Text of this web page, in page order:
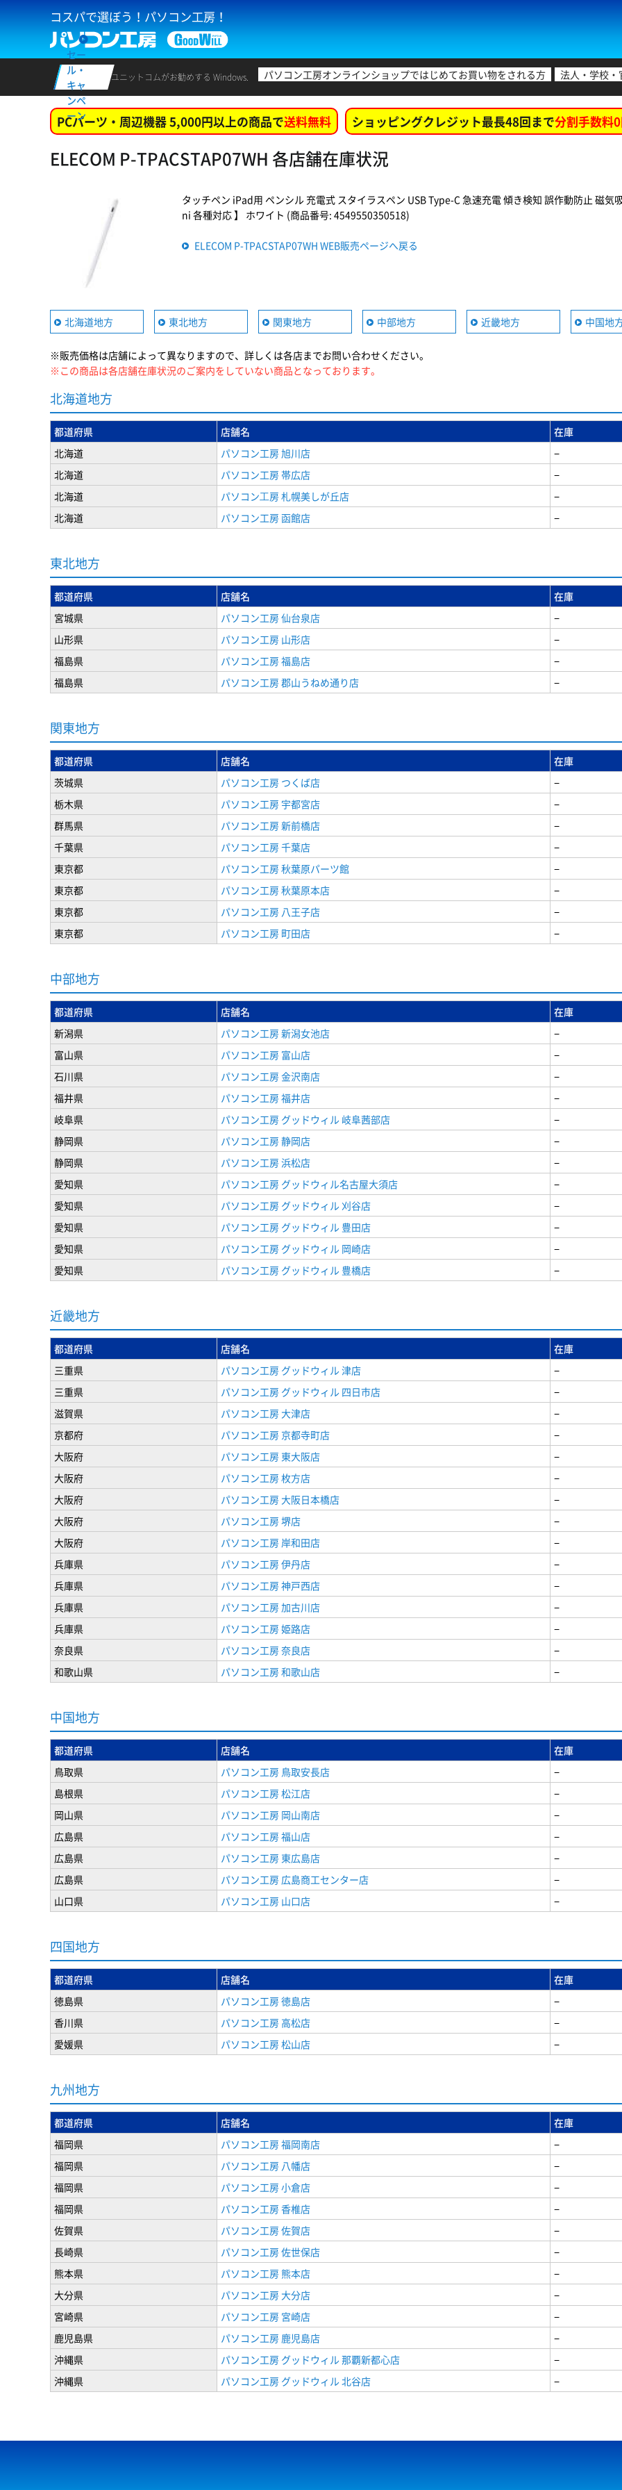
コスパで選ぼう！パソコン工房！
セー
ル・
キャ
ンペ
ーン
ユニットコムがお勧めする Windows. パソコン工房オンラインショップではじめてお買い物をされる方 法人・学校
PCパーツ・周辺機器 5,000円以上の商品で送料無料 ショッピングクレジット最長48回まで分割手数料
ELECOM P-TPACSTAP07WH 各店舗在庫状況
タッチペン iPad用 ペンシル 充電式 スタイラスペン USB Type-C 急速充電 傾き検知 誤作動防止 磁
ni 各種対応 】 ホワイト (商品番号: 4549550350518)
ELECOM P-TPACSTAP07WH WEB販売ページへ戻る
北海道地方 東北地方 関東地方 中部地方 近畿地方 中国地
※販売価格は店舗によって異なりますので、詳しくは各店までお問い合わせください。
※この商品は各店舗在庫状況のご案内をしていない商品となっております。
北海道地方
都道府県 店舗名
在庫
北海道
パソコン工房 旭川店
−
北海道
パソコン工房 帯広店
−
北海道
パソコン⼯房 札幌美しが丘店
−
北海道
パソコン工房 函館店 −
東北地方
都道府県 店舗名
在庫
宮城県
パソコン工房 仙台泉店
−
山形県
パソコン工房 山形店
−
福島県
パソコン工房 福島店
−
福島県
パソコン工房 郡山うねめ通り店 −
関東地方
都道府県 店舗名
在庫
茨城県
パソコン工房 つくば店
−
栃木県
パソコン工房 宇都宮店
−
群馬県
パソコン工房 新前橋店
−
千葉県
パソコン工房 千葉店
−
東京都
パソコン工房 秋葉原パーツ館
−
東京都
パソコン工房 秋葉原本店
−
東京都
パソコン工房 八王子店
−
東京都
パソコン工房 町田店 −
中部地方
都道府県 店舗名
在庫
新潟県
パソコン工房 新潟女池店
−
富山県
パソコン工房 富山店
−
石川県
パソコン工房 金沢南店
−
福井県
パソコン工房 福井店
−
岐阜県
パソコン工房 グッドウィル 岐阜茜部店
−
静岡県
パソコン工房 静岡店
−
静岡県
パソコン工房 浜松店
−
愛知県
パソコン工房 グッドウィル名古屋大須店
−
愛知県
パソコン工房 グッドウィル 刈谷店
−
愛知県
パソコン工房 グッドウィル 豊田店
−
愛知県
パソコン工房 グッドウィル 岡崎店
−
愛知県
パソコン工房 グッドウィル 豊橋店 −
近畿地方
都道府県 店舗名
在庫
三重県
パソコン工房 グッドウィル 津店
−
三重県
パソコン工房 グッドウィル 四日市店
−
滋賀県
パソコン工房 大津店
−
京都府
パソコン工房 京都寺町店
−
大阪府
パソコン工房 東大阪店
−
大阪府
パソコン工房 枚方店
−
大阪府
パソコン工房 大阪日本橋店
−
大阪府
パソコン工房 堺店
−
大阪府
パソコン工房 岸和田店
−
兵庫県
パソコン工房 伊丹店
−
兵庫県
パソコン工房 神戸西店
−
兵庫県
パソコン工房 加古川店
−
兵庫県
パソコン工房 姫路店
−
奈良県
パソコン工房 奈良店
−
和歌山県
パソコン工房 和歌山店 −
中国地方
都道府県 店舗名
在庫
鳥取県
パソコン工房 鳥取安長店
−
島根県
パソコン工房 松江店
−
岡山県
パソコン工房 岡山南店
−
広島県
パソコン工房 福山店
−
広島県
パソコン工房 東広島店
−
広島県
パソコン工房 広島商工センター店
−
山口県
パソコン工房 山口店 −
四国地方
都道府県 店舗名
在庫
徳島県
パソコン工房 徳島店
−
香川県
パソコン工房 高松店
−
愛媛県
パソコン工房 松山店 −
九州地方
都道府県 店舗名
在庫
福岡県
パソコン工房 福岡南店
−
福岡県
パソコン工房 八幡店
−
福岡県
パソコン工房 小倉店
−
福岡県
パソコン工房 香椎店
−
佐賀県
パソコン工房 佐賀店
−
長崎県
パソコン工房 佐世保店
−
熊本県
パソコン工房 熊本店
−
大分県
パソコン工房 大分店
−
宮崎県
パソコン工房 宮崎店
−
鹿児島県
パソコン工房 鹿児島店
−
沖縄県
パソコン工房 グッドウィル 那覇新都心店
−
沖縄県
パソコン工房 グッドウィル 北谷店 −